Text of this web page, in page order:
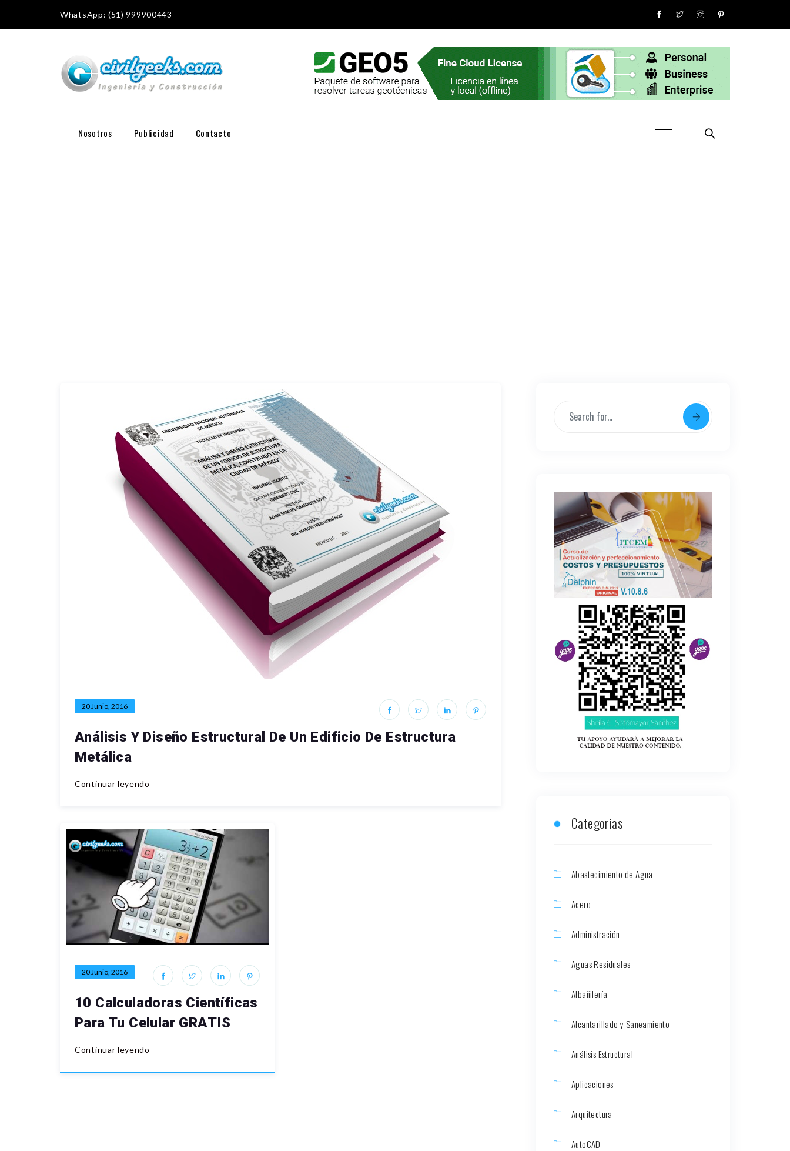
WhatsApp: (51) 999900443
Nosotros Publicidad Contacto
20 Junio, 2016
Análisis Y Diseño Estructural De Un Edificio De Estructura
Metálica
Continuar leyendo
20 Junio, 2016
10 Calculadoras Científicas
Para Tu Celular GRATIS
Continuar leyendo
Categorias
Abastecimiento de Agua
Acero
Administración
Aguas Residuales
Albañilería
Alcantarillado y Saneamiento
Análisis Estructural
Aplicaciones
Arquitectura
AutoCAD